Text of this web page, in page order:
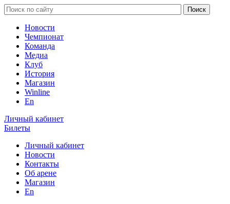
Новости
Чемпионат
Команда
Медиа
Клуб
История
Магазин
Winline
En
Личный кабинет
Билеты
Личный кабинет
Новости
Контакты
Об арене
Магазин
En